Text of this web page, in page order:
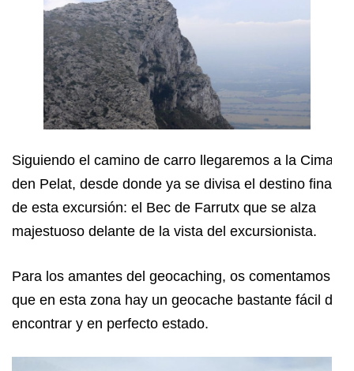
Siguiendo el camino de carro llegaremos a la Cima
den Pelat, desde donde ya se divisa el destino final
de esta excursión: el Bec de Farrutx que se alza
majestuoso delante de la vista del excursionista.
Para los amantes del geocaching, os comentamos
que en esta zona hay un geocache bastante fácil de
encontrar y en perfecto estado.